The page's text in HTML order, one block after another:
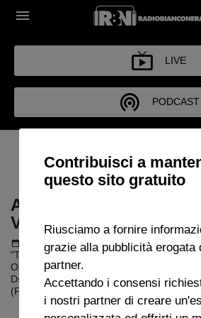
LIVE
PODCAST
ARCHIVIO
CHE VUOI
ARCHIVIO TUTTA LA
VUOI 2021-2022
Podcast del 06 agosto 2022 1h 37m 12s
"Tutta La Juve che Vuoi" con Dario
Ospiti: Avv. Roberto De Frede, Rudy
Dsiderio (intermediario di mercato),
(Footstats).
Contribuisci a
questo sito gratuito
Riusciamo a fornire
grazie alla pubblicità erogata
partner.
Accettando i consensi
i nostri partner di creare